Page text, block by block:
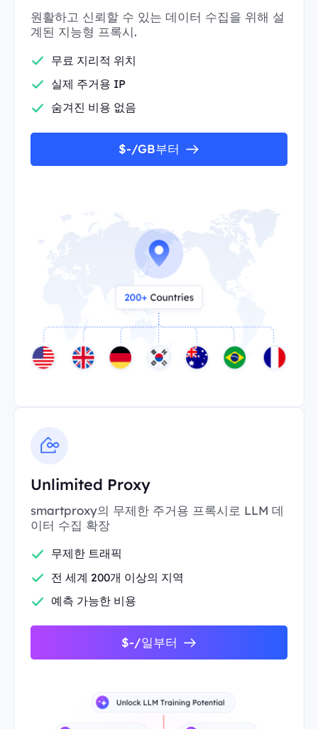
원활하고 신뢰할 수 있는 데이터 수집을 위해 설
계된 지능형 프록시.
무료 지리적 위치
실제 주거용 IP
숨겨진 비용 없음
$-/GB부터
Unlimited Proxy
smartproxy의 무제한 주거용 프록시로 LLM 데
이터 수집 확장
무제한 트래픽
전 세계 200개 이상의 지역
예측 가능한 비용
$-/일부터